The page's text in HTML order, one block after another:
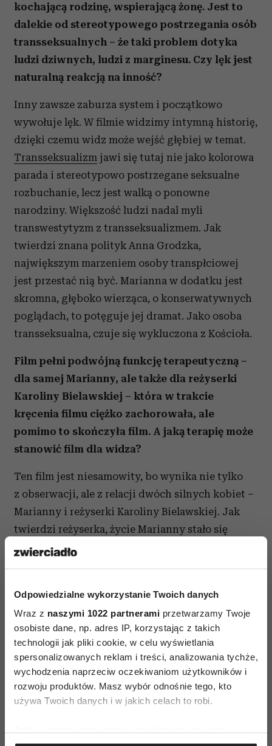
Odpowiedzialne wykorzystanie Twoich danych
Wraz z naszymi 1022 partnerami przetwarzamy Twoje
osobiste dane, np. adres IP, korzystając z takich
technologii jak pliki cookie, w celu wyświetlania
spersonalizowanych reklam i treści, analizowania tychże,
wychodzenia naprzeciw oczekiwaniom użytkowników i
rozwoju produktów. Masz wybór odnośnie tego, kto
używa Twoich danych i w jakich celach to robi.
kochającą rodzinę, wspierającą żonę. Jest to
dalekie od stereotypowego postrzegania osób
transseksualnych – że taki problem dotyka
ludzi dziwnych, ludzi z marginesu. Czy lęk jest
naturalną reakcją na inność?
Inny zawsze zaburza system i początkowo
wywołuje lęk. W filmie widzimy intymną historię,
dzięki czemu widz może wejść głębiej w temat.
Transseksualizm jawi się tutaj nie jako kolorowa
parada i stereotypowo postrzegane seksualne
rozbuchanie, lecz jest walką o ponowne
narodziny. Większość ludzi nadal myli
transwestytyzm z transseksualizmem. Jak
twierdzi znana polityk Anna Grodzka,
największym marzeniem osoby transpłciowej
jest przestać nią być. Marianna w dodatku jest
skromna, głęboko wierząca, o konserwatywnych
poglądach, to potęguje jej dramat. Jako osoba
transseksualna, czuje się wykluczona z Kościoła.
Film pełni podwójną funkcję terapeutyczną –
dla samej Marianny, ale także dla reżyserki
Karoliny Bielawskiej – która w trakcie
kręcenia filmu ciężko zachorowała, ale
pomimo to skończyła film. A jaką terapię może
stanowić film dla widza?
Ten film jest niesamowity, bo wynika nie tylko
z obserwacji, ale z relacji dwóch silnych kobiet –
Marianny i reżyserki Karoliny Bielawskiej. Jak
twierdzi reżyserka, życie Marianny stało się
w pewnej części jej życiem. To jest jej walka
„Body/Ciało” terapeutka grana przez Maję
Ostaszewską mówi: „Kto kocha, nigdy nie jest
chory”.
Film porusza, dlatego świetnie nadaje się do
pracy nad takimi zagadnieniami, jak:
samoocena
seksualność, miłość i związki, choroba, przyjaźń,
w zgodzie ze sobą.